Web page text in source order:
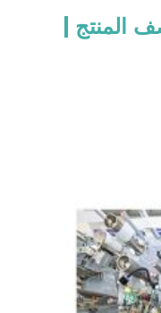
المنتج